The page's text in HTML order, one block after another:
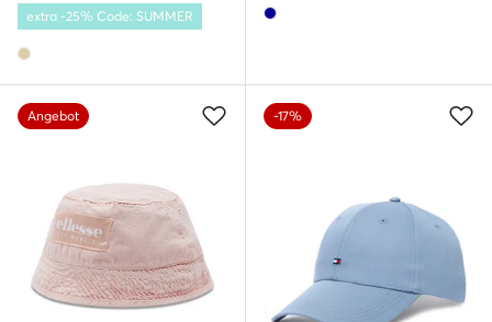
extra -25% Code: SUMMER
Angebot -17%